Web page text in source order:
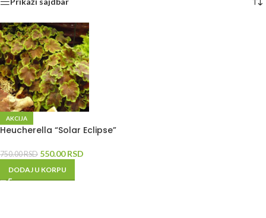
AKCIJA
Heucherella “Solar Eclipse”
750.00RSD 550.00RSD
DODAJ U KORPU